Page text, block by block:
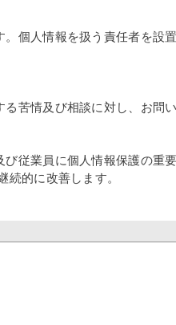
個人情報を扱う責任者を設
苦情及び相談に対し、お問
従業員に個人情報保護の重
的に改善します。